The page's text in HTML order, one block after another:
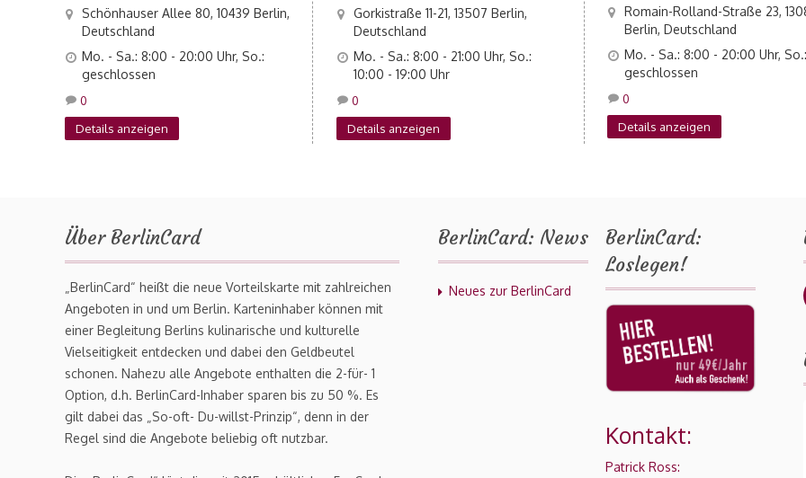
Schönhauser Allee 80, 10439 Berlin,
Deutschland
Mo. - Sa.: 8:00 - 20:00 Uhr, So.:
geschlossen
Details anzeigen
0
Gorkistraße 11-21, 13507 Berlin,
Deutschland
Mo. - Sa.: 8:00 - 21:00 Uhr, So.:
10:00 - 19:00 Uhr
Details anzeigen
0
Romain-Rolland-Straße 23,
Berlin, Deutschland
Mo. - Sa.: 8:00 - 20:00 Uhr,
geschlossen
Details anzeigen
0
Über BerlinCard
„BerlinCard“ heißt die neue Vorteilskarte mit zahlreichen
Angeboten in und um Berlin. Karteninhaber können mit
einer Begleitung Berlins kulinarische und kulturelle
Vielseitigkeit entdecken und dabei den Geldbeutel
schonen. Nahezu alle Angebote enthalten die 2-für- 1
Option, d.h. BerlinCard-Inhaber sparen bis zu 50 %. Es
gilt dabei das „So-oft- Du-willst-Prinzip“, denn in der
Regel sind die Angebote beliebig oft nutzbar.
BerlinCard: News
Neues zur BerlinCard
BerlinCard:
Loslegen!
Kontakt:
Patrick Ross: